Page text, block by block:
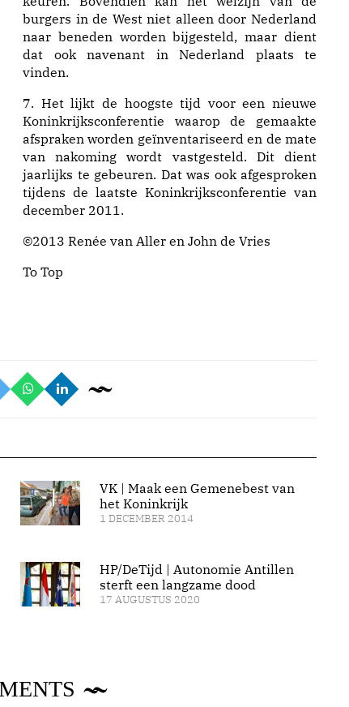
burgers in de West niet alleen door Nederland
naar beneden worden bijgesteld, maar dient
dat ook navenant in Nederland plaats te
vinden.
7. Het lijkt de hoogste tijd voor een nieuwe
Koninkrijksconferentie waarop de gemaakte
afspraken worden geïnventariseerd en de mate
van nakoming wordt vastgesteld. Dit dient
jaarlijks te gebeuren. Dat was ook afgesproken
tijdens de laatste Koninkrijksconferentie van
december 2011.
©2013 Renée van Aller en John de Vries
To Top
VK | Maak een Gemenebest van
het Koninkrijk
1 DECEMBER 2014
HP/DeTijd | Autonomie Antillen
sterft een langzame dood
17 AUGUSTUS 2020